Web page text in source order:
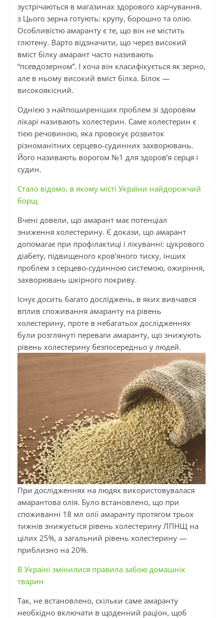
зустрічаються в магазинах здорового харчування.
з Цього зерна готують: крупу, борошно та олію.
Особливістю амаранту є те, що він не містить
глютену. Варто відзначити, що через високий
вміст білку амарант часто називають
“псевдозерном”. І хоча він класифікується як зерно,
але в ньому високий вміст білка. Білок —
високоякісний.
Однією з найпоширеніших проблем зі здоровям
лікарі називають холестерин. Саме холестерин є
тією речовиною, яка провокує розвиток
різноманітних серцево-судинних захворювань.
Його називають ворогом №1 для здоров’я серця і
судин.
Стало відомо, в якому місті України найдорожчий
борщ
Вчені довели, що амарант має потенціал
зниження холестерину. Є докази, що амарант
допомагає при профілактиці і лікуванні: цукрового
діабету, підвищеного кров’яного тиску, інших
проблем з серцево-судинною системою, ожиріння,
захворювань шкірного покриву.
Існує досить багато досліджень, в яких вивчався
вплив споживання амаранту на рівень
холестерину, проте в небагатьох дослідженнях
були розглянуті переваги амаранту, що знижують
рівень холестерину безпосередньо у людей.
При дослідженнях на людях використовувалася
амарантова олія. Було встановлено, що при
споживанні 18 мл олії амаранту протягом трьох
тижнів знижується рівень холестерину ЛПНЩ на
цілих 25%, а загальний рівень холестерину —
приблизно на 20%.
В Україні змінилися правила забою домашніх
тварин
Так, не встановлено, скільки саме амаранту
необхідно включати в щоденний раціон, щоб